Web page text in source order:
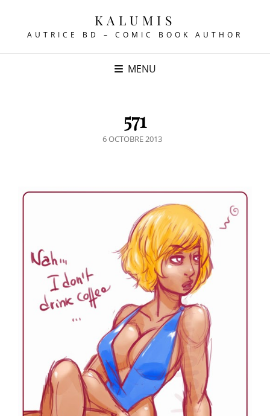
KALUMIS
AUTRICE BD – COMIC BOOK AUTHOR
MENU
571
POSTED
6 OCTOBRE 2013